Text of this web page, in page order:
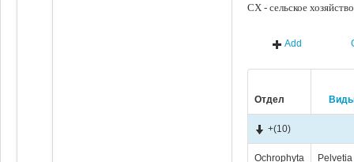
СХ - сельское
Add
Отдел
+(10)
Ochrophyta